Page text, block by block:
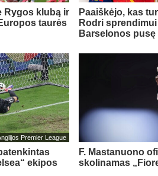
Rygos klubą ir
taurės
Paaiškėjo, kas
Rodri
Barselonos pusę
Premier League
ekipos
F. Mastanuono
skolinamas